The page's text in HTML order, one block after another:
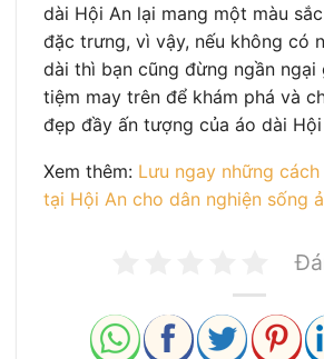
dài Hội An lại mang một màu
đặc trưng, vì vậy, nếu không có
dài thì bạn cũng đừng ngần ngại
tiệm may trên để khám phá và
đẹp đầy ấn tượng của áo dài Hội
Xem thêm: Lưu ngay những
tại Hội An cho dân nghiện sống